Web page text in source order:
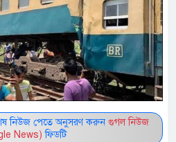
নিউজ পেতে অনুসরণ করুন গুগল নিউজ
News) ফিডটি